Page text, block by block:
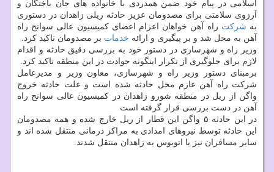
اسلامی در پیام خود ضمن همدردی با خانواده های جان باختگان و
آرزوی سلامتی برای مصدومان عزیز حادثه ریلی زاهدان در دستوری
به شركت راه آهن خواهان اعزام اعضای كمیسیون عالی سوانح راه
آهن به محل شد و بر پیگیری و ارائه خدمات بر مصدومان تاكید كرد.
وزیر راه و شهرسازی در دستور خود به بررسی دقیق حادثه و اقدام
لازم برای جلوگیری از تكرار اینگونه حوادث در این منطقه تاكید كرد.
برمبنای دستور وزیر راه و شهرسازی، معاون وزیر و مدیرعامل
شركت راه آهن عازم محل حادثه شده است و علت حادثه خروج
واگن از ریل در منطقه شورو زاهدان در كمیسیون عالی سوانح راه
آهن در دست بررسی قرار گرفته است
در این حادثه ۵ واگن این قطار از ریل خارج شده و همه مصدومان
این حادثه توسط نیروهای امدادی به مراكز درمانی منتقل شده اند و
سایر مسافران نیز با اتوبوس به زاهدان منتقل شدند.